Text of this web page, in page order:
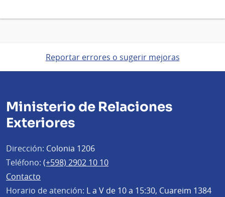
Reportar errores o sugerir mejoras
Ministerio de Relaciones
Exteriores
Dirección: Colonia 1206
Teléfono: (+598) 2902 10 10
Contacto
Horario de atención: L a V de 10 a 15:30, Cuareim 1384